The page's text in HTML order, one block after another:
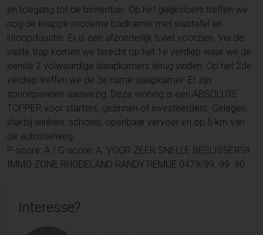
en toegang tot de binnentuin. Op het gelijkvloers treffen we
nog de knappe moderne badkamer met wastafel en
inloopdouche. Er is een afzonderlijk toilet voorzien. Via de
vaste trap komen we terecht op het 1e verdiep waar we de
eerste 2 volwaardige slaapkamers terug vinden. Op het 2de
verdiep treffen we de 3e ruime slaapkamer. Er zijn
zonnepanelen aanwezig. Deze woning is een ABSOLUTE
TOPPER voor starters, gezinnen of investeerders. Gelegen
vlakbij winkels, scholen, openbaar vervoer en op 5 km van
de autosnelweg.
P-score: A / G-score: A. VOOR ZEER SNELLE BESLISSERS!!
IMMO ZONE RHODELAND RANDY REMUE 0479/99. 99. 90
Interesse?